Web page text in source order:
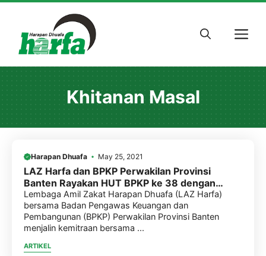
content
Khitanan Masal
Harapan Dhuafa May 25, 2021
LAZ Harfa dan BPKP Perwakilan Provinsi
Banten Rayakan HUT BPKP ke 38 dengan
Khitanan Masal
Lembaga Amil Zakat Harapan Dhuafa (LAZ Harfa)
bersama Badan Pengawas Keuangan dan
Pembangunan (BPKP) Perwakilan Provinsi Banten
menjalin kemitraan bersama ...
ARTIKEL